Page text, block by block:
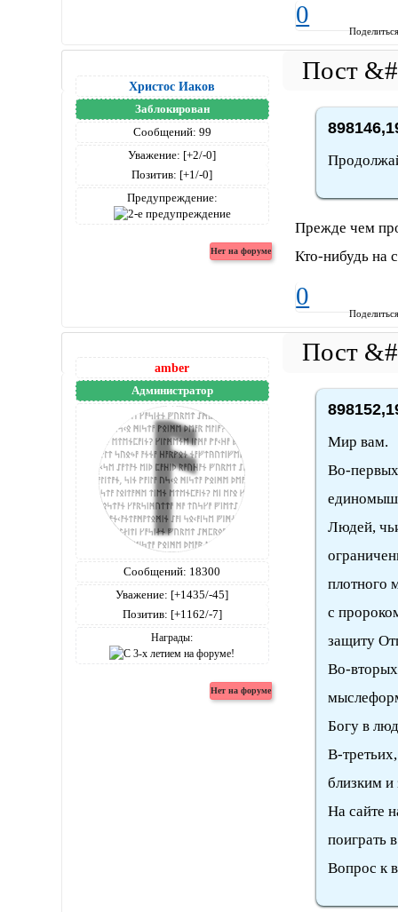
0
Христос Иаков
Заблокирован
Сообщений: 99
Уважение: [+2/-0]
Позитив: [+1/-0]
Предупреждение:
Прежде чем
Кто-нибудь на
0
amber
Администратор
Сообщений: 18300
Уважение: [+1435/-45]
Позитив: [+1162/-7]
Награды:
Мир вам.
Во-
Людей,
плотного
с
защиту
Во-
Богу в
В-
близким и
На сайте
поиграть
Вопрос к